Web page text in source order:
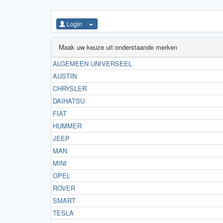
Login
Maak uw keuze uit onderstaande merken
ALGEMEEN UNIVERSEEL
AUSTIN
CHRYSLER
DAIHATSU
FIAT
HUMMER
JEEP
MAN
MINI
OPEL
ROVER
SMART
TESLA